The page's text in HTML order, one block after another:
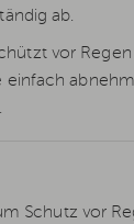
ab.
vor
einfach
Schutz vor